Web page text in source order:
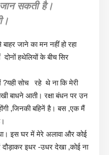
जान सकती है।
जाने का मन नहीं हो रहा
हथेलियों के बीच सिर
?यही सोच रहे थे ना कि मेरी
बाधने आती। रक्षा बंधन पर उन
,जिनकी बहिनें है। बस ,एक मैं
इस घर में मेरे अलावा और कोई
इधर -उधर देखा ,कोई ना